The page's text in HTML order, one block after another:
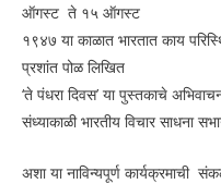
ऑगस्ट ते १५ ऑगस्ट
१९४७ या काळात भारतात काय
प्रशांत पोळ लिखित
‘ते पंधरा दिवस’ या पुस्तकाचे
संध्याकाळी भारतीय विचार साधना
अशा या नाविन्यपूर्ण कार्यक्रमाची